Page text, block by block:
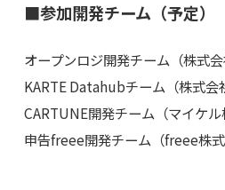
■参加開発チーム（予定）
オープンロジ開発チーム（株式会
KARTE Datahubチーム（株式会
CARTUNE開発チーム（マイケル
申告freee開発チーム（freee株式